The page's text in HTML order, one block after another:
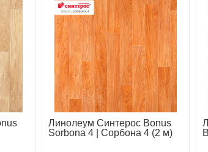
Линолеум Синтерос Bonus
Sorbona 4 | Сорбона 4 (2 м)